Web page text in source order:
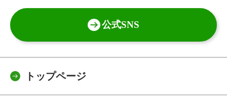
公式SNS
トップページ